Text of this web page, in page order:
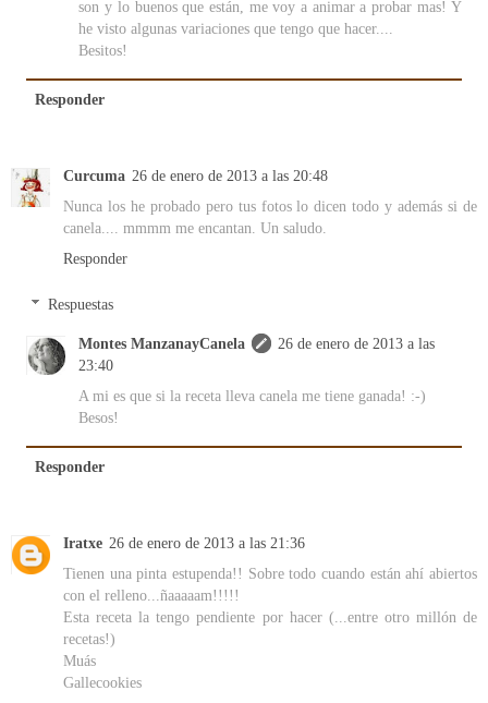
son y lo buenos que están, me voy a animar a probar mas! Y
he visto algunas variaciones que tengo que hacer....
Besitos!
Responder
Curcuma 26 de enero de 2013 a las 20:48
Nunca los he probado pero tus fotos lo dicen todo y además si de
canela.... mmmm me encantan. Un saludo.
Responder
Respuestas
Montes ManzanayCanela
26 de enero de 2013 a las
23:40
A mi es que si la receta lleva canela me tiene ganada! :-)
Besos!
Responder
Iratxe 26 de enero de 2013 a las 21:36
Tienen una pinta estupenda!! Sobre todo cuando están ahí abiertos
con el relleno...ñaaaaam!!!!!
Esta receta la tengo pendiente por hacer (...entre otro millón de
recetas!)
Muás
Gallecookies